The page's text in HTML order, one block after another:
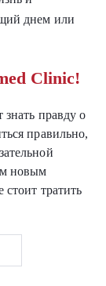
днем или
Clinic!
правду о
правильно,
новым
тратить